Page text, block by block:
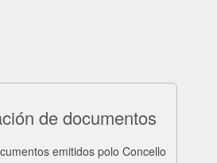
de documentos
emitidos polo Concello